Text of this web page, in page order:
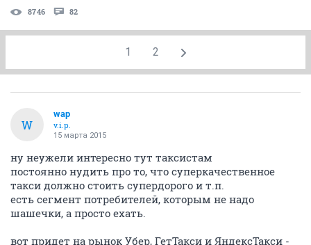
8746 82
1 2
W
wap
v.i.p.
15 марта 2015
ну неужели интересно тут таксистам
постоянно нудить про то, что суперкачественное
такси должно стоить супердорого и т.п.
есть сегмент потребителей, которым не надо
шашечки, а просто ехать.
вот придет на рынок Убер, ГетТакси и ЯндексТакси -